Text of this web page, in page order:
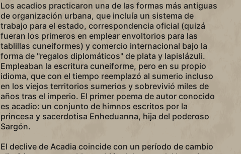
Los acadios practicaron una de las formas más antiguas
de organización urbana, que incluía un sistema de
trabajo para el estado, correspondencia oficial (quizá
fueran los primeros en emplear envoltorios para las
tablillas cuneiformes) y comercio internacional bajo la
forma de "regalos diplomáticos" de plata y lapislázuli.
Empleaban la escritura cuneiforme, pero en su propio
idioma, que con el tiempo reemplazó al sumerio incluso
en los viejos territorios sumerios y sobrevivió miles de
años tras el imperio. El primer poema de autor conocido
es acadio: un conjunto de himnos escritos por la
princesa y sacerdotisa Enheduanna, hija del poderoso
Sargón.
El declive de Acadia coincide con un período de cambio